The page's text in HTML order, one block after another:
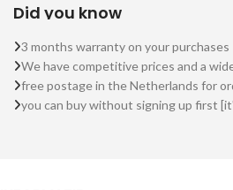
Did you know
3 months warranty on your purchases
We have competitive prices and a
free postage in the Netherlands for
you can buy without signing up first